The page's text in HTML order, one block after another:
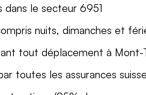
le secteur 6951
nuits, dimanches et
tout déplacement à Mont-
toutes les assurances